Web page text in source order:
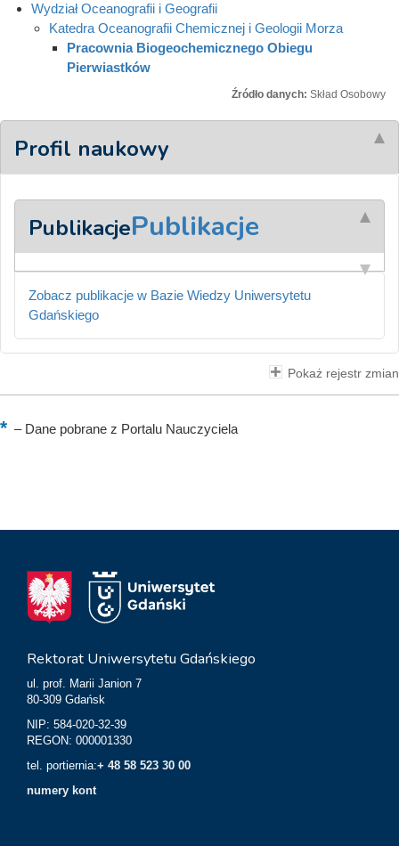
Wydział Oceanografii i Geografii
Katedra Oceanografii Chemicznej i Geologii Morza
Pracownia Biogeochemicznego Obiegu
Pierwiastków
Źródło danych: Skład Osobowy
Profil naukowy
PublikacjePublikacje
Zobacz publikacje w Bazie Wiedzy Uniwersytetu
Gdańskiego
Pokaż rejestr zmian
–Dane pobrane z Portalu Nauczyciela
Rektorat Uniwersytetu Gdańskiego
ul. prof. Marii Janion 7
80-309 Gdańsk
NIP: 584-020-32-39
REGON: 000001330
tel. portiernia:+ 48 58 523 30 00
numery kont